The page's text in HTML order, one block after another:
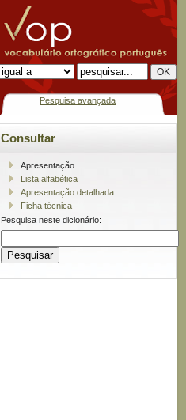
Pesquisa avançada
Consultar
Apresentação
Lista alfabética
Apresentação detalhada
Ficha técnica
Pesquisa neste dicionário: